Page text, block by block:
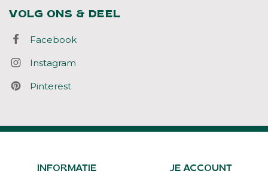
VOLG ONS & DEEL
Facebook
Instagram
Pinterest
INFORMATIE JE ACCOUNT